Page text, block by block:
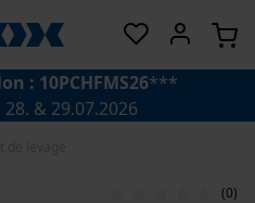
: 10PCHFMS26***
& 29.07.2026
(0)